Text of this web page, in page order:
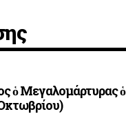
ὁ Μεγαλομάρτυρας ὁ